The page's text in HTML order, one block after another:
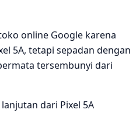
online Google karena
5A, tetapi sepadan dengan
tersembunyi dari
dari Pixel 5A